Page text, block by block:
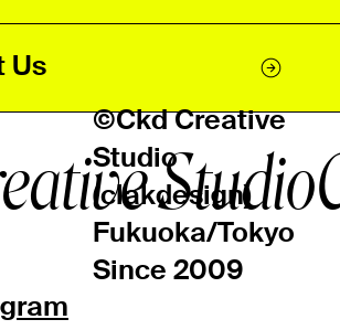
Us
Studio
©Ckd Creative
Studio
(clakdesign)
Fukuoka/Tokyo
Since 2009